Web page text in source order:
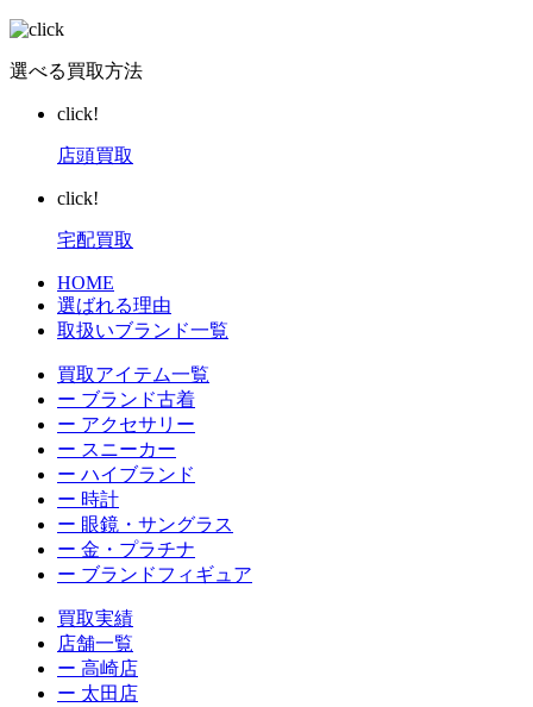
選べる買取方法
click!
店頭買取
click!
宅配買取
HOME
選ばれる理由
取扱いブランド一覧
買取アイテム一覧
ー ブランド古着
ー アクセサリー
ー スニーカー
ー ハイブランド
ー 時計
ー 眼鏡・サングラス
ー 金・プラチナ
ー ブランドフィギュア
買取実績
店舗一覧
ー 高崎店
ー 太田店